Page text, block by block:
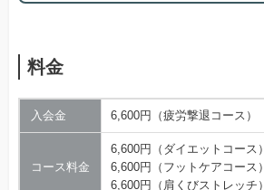
料金
入会金 6,600円（疲労撃退コース）
コース料金
6,600円（ダイエットコース）
6,600円（フットケアコース）
6,600円（肩くびストレッチ）